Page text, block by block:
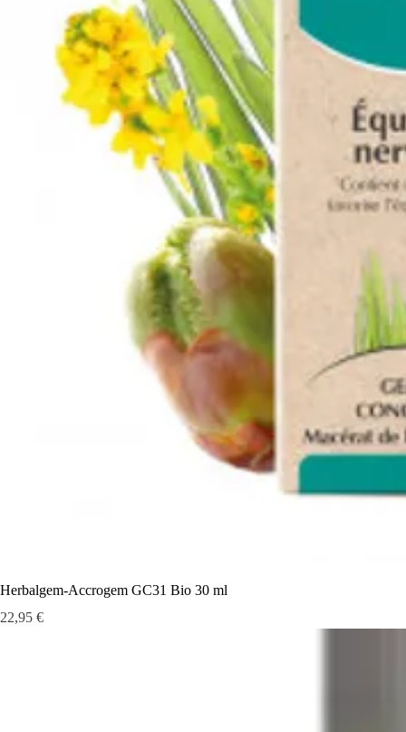
Herbalgem-Accrogem GC31 Bio 30 ml
Prix
22,95 €